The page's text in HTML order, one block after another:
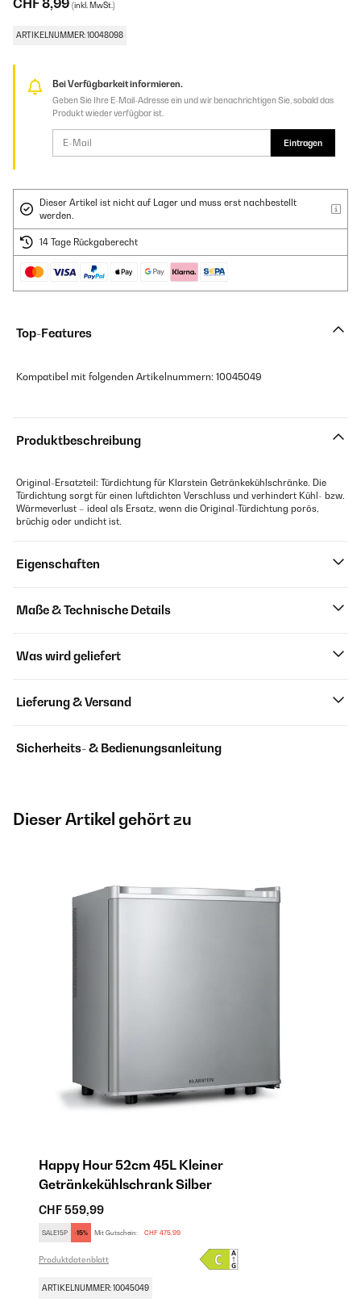
CHF 8,99 (inkl. MwSt.)
ARTIKELNUMMER: 10048098
Bei Verfügbarkeit informieren.
Geben Sie Ihre E-Mail-Adresse ein und wir benachrichtigen Sie, sobald das
Produkt wieder verfügbar ist.
Eintragen
Dieser Artikel ist nicht auf Lager und muss erst nachbestellt
werden.
14 Tage Rückgaberecht
Top-Features
Kompatibel mit folgenden Artikelnummern: 10045049
Produktbeschreibung
Original-Ersatzteil: Türdichtung für Klarstein Getränkekühlschränke. Die
Türdichtung sorgt für einen luftdichten Verschluss und verhindert Kühl- bzw.
Wärmeverlust – ideal als Ersatz, wenn die Original-Türdichtung porös,
brüchig oder undicht ist.
Eigenschaften
Maße & Technische Details
Was wird geliefert
Lieferung & Versand
Sicherheits- & Bedienungsanleitung
Dieser Artikel gehört zu
Happy Hour 52cm 45L Kleiner
Getränkekühlschrank Silber
CHF 559,99
SALE15P -15% Mit Gutschein: CHF 475,99
Produktdatenblatt
ARTIKELNUMMER: 10045049